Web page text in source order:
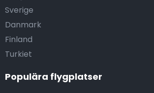
Sverige
Danmark
Finland
Turkiet
Populära flygplatser